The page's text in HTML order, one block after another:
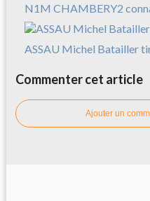
N1M CHAMBERY2
ASSAU Michel Batailler
Commenter cet article
Ajouter un